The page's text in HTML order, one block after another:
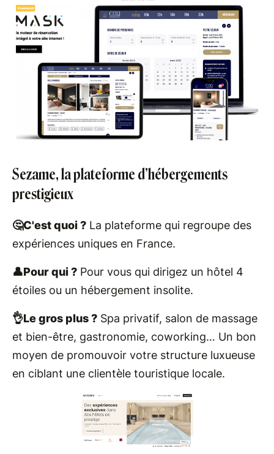
Sezame, la plateforme d’hébergements
prestigieux
🤔C'est quoi ? La plateforme qui regroupe des
expériences uniques en France.
👤Pour qui ? Pour vous qui dirigez un hôtel 4
étoiles ou un hébergement insolite.
👌Le gros plus ? Spa privatif, salon de massage
et bien-être, gastronomie, coworking… Un bon
moyen de promouvoir votre structure luxueuse
en ciblant une clientèle touristique locale.